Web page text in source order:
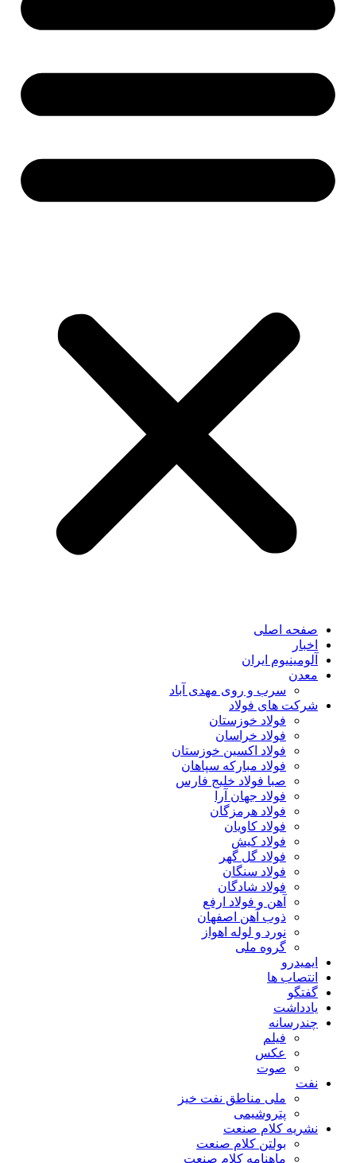
صفحه اصلی
اخبار
آلومینیوم ایران
معدن
سرب و روی مهدی آباد
شرکت های فولاد
فولاد خوزستان
فولاد خراسان
فولاد اکسین خوزستان
فولاد مبارکه سپاهان
صبا فولاد خلیج فارس
فولاد جهان آرا
فولاد هرمزگان
فولاد کاویان
فولاد کیش
فولاد گل گهر
فولاد سنگان
فولاد شادگان
آهن و فولاد ارفع
ذوب آهن اصفهان
نورد و لوله اهواز
گروه ملی
ایمیدرو
انتصاب ها
گفتگو
یادداشت
چندرسانه
فیلم
عکس
صوت
نفت
ملی مناطق نفت خیز
پتروشیمی
نشریه کلام صنعت
بولتن کلام صنعت
ماهنامه کلام صنعت